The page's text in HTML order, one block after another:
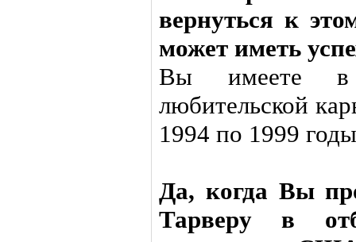
вернуться к
может иметь
Вы имеете в
любительской
1994 по 1999
Да, когда Вы
Тарверу в